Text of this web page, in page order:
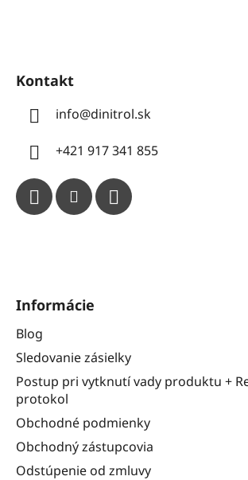
Kontakt
info@dinitrol.sk
+421 917 341 855
Informácie
Blog
Sledovanie zásielky
Postup pri vytknutí vady produktu +
protokol
Obchodné podmienky
Obchodný zástupcovia
Odstúpenie od zmluvy